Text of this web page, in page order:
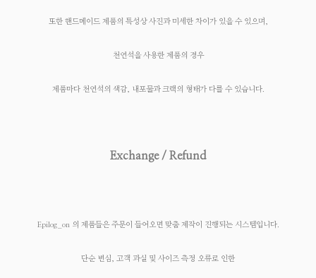
또한 핸드메이드 제품의 특성상 사진과 미세한 차이가 있을 수 있으며,
천연석을 사용한 제품의 경우
제품마다 천연석의 색감, 내포물과 크랙의 형태가 다를 수 있습니다.
Exchange / Refund
Epilog_on 의 제품들은 주문이 들어오면 맞춤 제작이 진행되는 시스템입니다.
단순 변심, 고객 과실 및 사이즈 측정 오류로 인한